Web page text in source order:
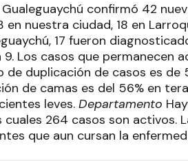
confirmó 42
nuestra ciudad, 18 en
17 fueron
Los casos que permanecen
duplicación de casos es de
de camas es del 56% en
leves. Departamento
264 casos son activos.
que aun cursan la